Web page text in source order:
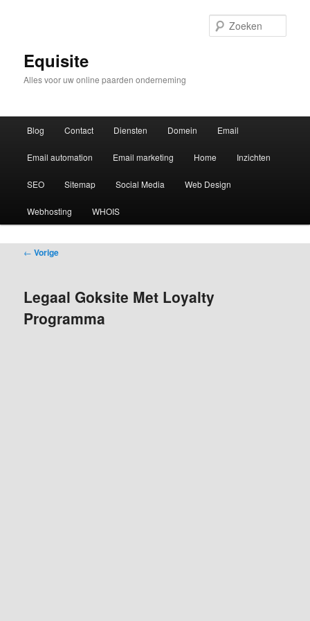
Equisite
Alles voor uw online paarden onderneming
Blog Contact Diensten Domein Email
Email automation Email marketing Home Inzichten
SEO Sitemap Social Media Web Design
Webhosting WHOIS
Bericht
← Vorige
Legaal Goksite Met Loyalty
Programma